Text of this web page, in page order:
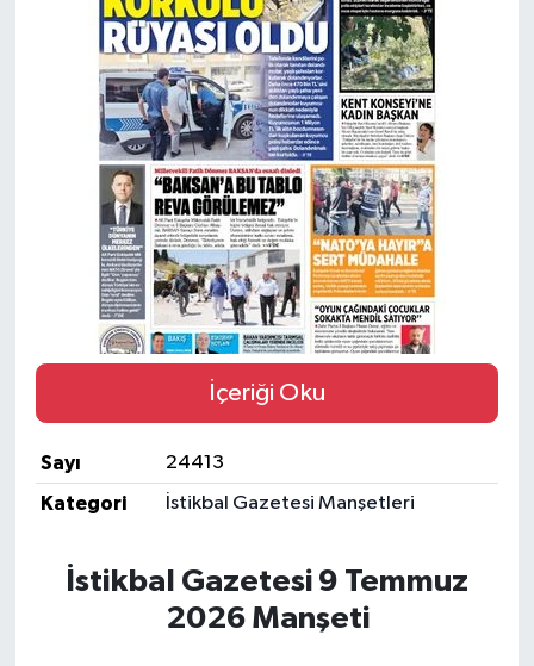
İçeriği Oku
Sayı
24413
Kategori
İstikbal Gazetesi Manşetleri
İstikbal Gazetesi 9 Temmuz
2026 Manşeti
Yaşam
Resmi ilanlar